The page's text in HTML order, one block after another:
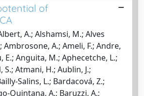
of
A.; Alshamsi, M.; Alves
Ambrosone, A.; Ameli, F.; Andre,
E.; Anguita, M.; Aphecetche, L.;
Atmani, H.; Aublin, J.;
Salins, L.; Bardacová, Z.;
Quintana, A.; Baruzzi, A.;